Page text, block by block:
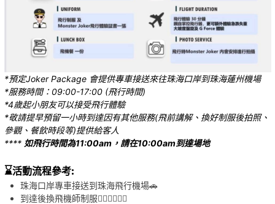
*預定Joker Package 會提供專車接送來往珠海口岸到珠海蓮州機場
*服務時間：09:00-17:00 (飛行時間)
*4歲起小朋友可以接受飛行體驗
*敬請提早預留一小時到達因有其他服務(飛前講解、換好制服後拍照、
參觀、餐飲時段等)提供給客人
**** 如飛行時間為11:00am，請在10:00am到達場地
⌛️活動流程參考:
珠海口岸專車接送到珠海飛行機場🚗
到達後換飛機師制服👩🏻‍✈️🧑🏻‍✈️